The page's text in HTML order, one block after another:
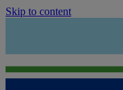
Skip to content